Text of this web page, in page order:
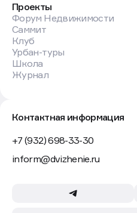
Проекты
Форум Недвижимости
Саммит
Клуб
Урбан-туры
Школа
Журнал
Контактная информация
+7 (932) 698-33-30
inform@dvizhenie.ru